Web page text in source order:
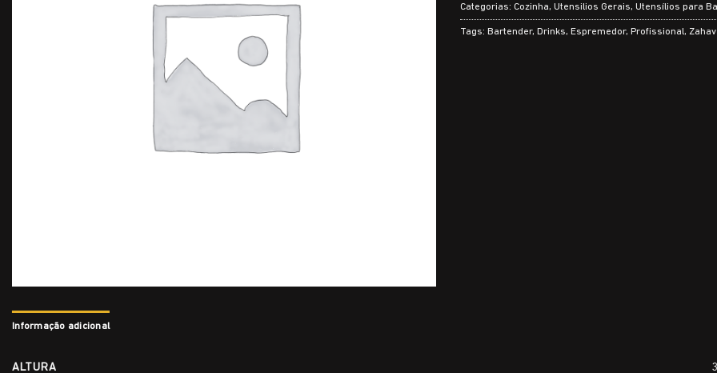
Categorias: Cozinha, Utensilios Gerais, Utensílios para
Tags: Bartender, Drinks, Espremedor, Profissional,
Informação adicional
ALTURA